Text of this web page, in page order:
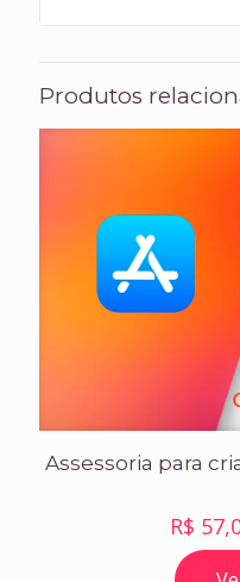
Produtos
Assessoria para
R$